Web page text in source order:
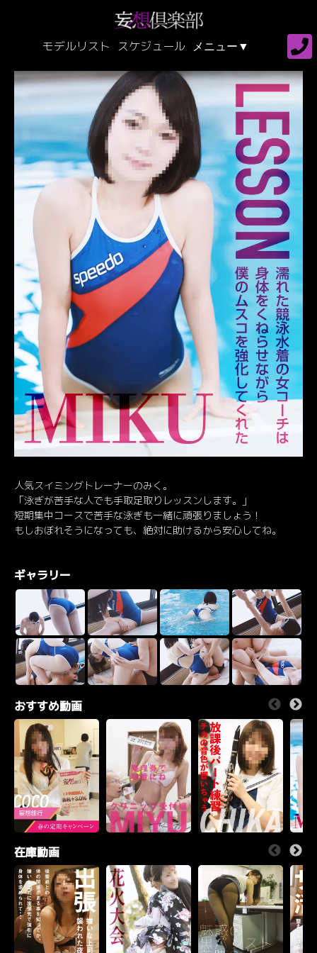
モデルリスト スケジュール
人気スイミングトレーナーのみく。
「泳ぎが苦手な人でも手取足取りレッスンします。」
短期集中コースで苦手な泳ぎも一緒に頑張りましょう！
もしおぼれそうになっても、絶対に助けるから安心してね。
ギャラリー
おすすめ動画
在庫動画